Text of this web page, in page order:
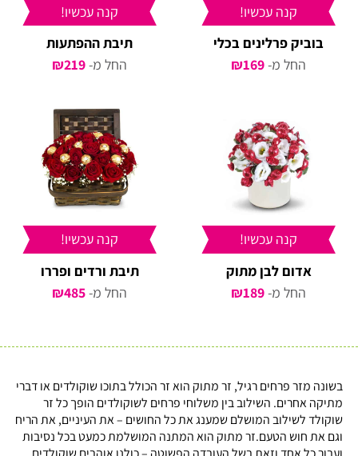
קנה עכשיו!
בוביק פרלינים בכלי
החל מ-
₪169
קנה עכשיו!
תיבת ההפתעות
החל מ-
₪219
קנה עכשיו!
אדום לבן מתוק
החל מ-
₪189
קנה עכשיו!
תיבת ורדים ופררו
החל מ-
₪485
בשונה מזר פרחים רגיל, זר מתוק הוא זר הכולל בתוכו שוקולדים או דברי
מתיקה אחרים. השילוב בין משלוחי פרחים לשוקולדים הופך כל זר
שוקולד לשילוב המושלם שמענג את כל החושים – את העיניים, את הריח
וגם את חוש הטעם.זר מתוק הוא המתנה המושלמת כמעט בכל נסיבות